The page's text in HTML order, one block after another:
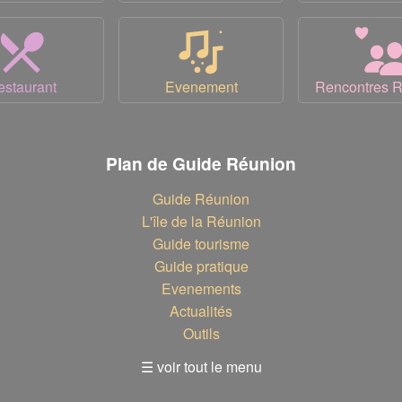
Evenement Rencontres
Plan de Guide Réunion
Guide Réunion
L'île de la Réunion
Guide tourisme
Guide pratique
Evenements
Actualités
Outils
☰ voir tout le menu